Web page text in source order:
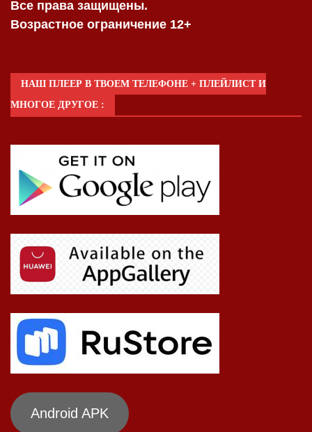
Все права защищены.
Возрастное ограничение 12+
НАШ ПЛЕЕР В ТВОЕМ ТЕЛЕФОНЕ + ПЛЕЙЛИСТ И
МНОГОЕ ДРУГОЕ :
Android APK